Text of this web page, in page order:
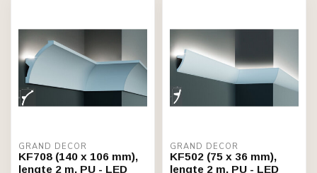
GRAND DECOR
KF708 (140 x 106 mm),
lengte 2 m, PU - LED
GRAND DECOR
KF502 (75 x 36 mm),
lengte 2 m, PU - LED